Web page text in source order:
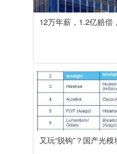
12万年薪，1.2亿赔偿
又玩“脱钩”？国产光